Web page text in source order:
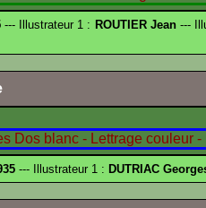
--- Illustrateur 1 : ROUTIER Jean---
--- Illustrateur 1 : DUTRIAC